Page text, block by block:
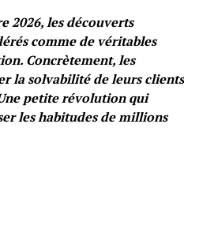
2026, les découverts
comme de véritables
Concrètement, les
la solvabilité de leurs clients
petite révolution qui
les habitudes de millions